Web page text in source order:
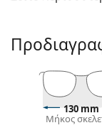
δύναμη αυτής
Σκελετός
Το μαύρο
με το
ξανθά,
Οι
130 mm
Μήκος